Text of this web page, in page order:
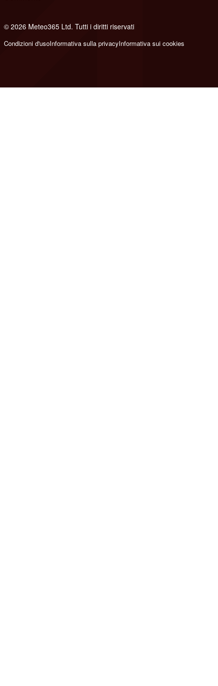
© 2026 Meteo365 Ltd. Tutti i diritti riservati
Condizioni d'usoInformativa sulla privacyInformativa sui cookies